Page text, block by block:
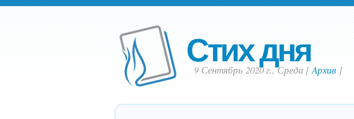
Стих дня
9 Сентябрь 2020 г., Среда [Aрхив]